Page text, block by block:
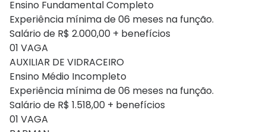
Ensino Fundamental Completo
Experiência mínima de 06 meses na função.
Salário de R$ 2.000,00 + benefícios
01 VAGA
AUXILIAR DE VIDRACEIRO
Ensino Médio Incompleto
Experiência mínima de 06 meses na função.
Salário de R$ 1.518,00 + benefícios
01 VAGA